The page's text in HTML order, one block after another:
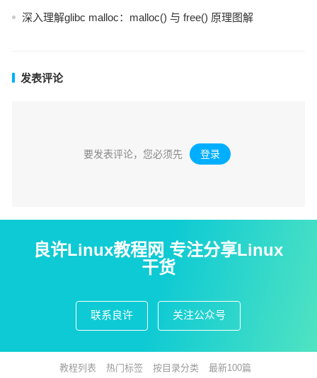
深入理解glibc malloc：malloc() 与 free() 原理图解
发表评论
要发表评论，您必须先 登录 。
良许Linux教程网 专注分享Linux
干货
联系良许 关注公众号
教程列表 热门标签 按目录分类 最新100篇